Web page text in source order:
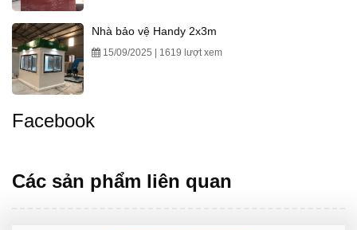
Nhà bảo vệ Handy 2x3m
15/09/2025 | 1619 lượt xem
Facebook
Các sản phẩm liên quan